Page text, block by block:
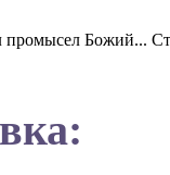
Божий...